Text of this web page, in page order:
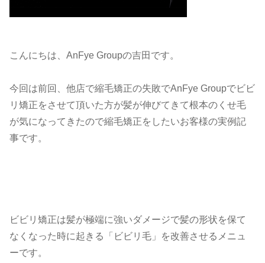
こんにちは、AnFye Groupの吉田です。
今回は前回、他店で縮毛矯正の失敗でAnFye Groupでビビ
リ矯正をさせて頂いた方が髪が伸びてきて根本のくせ毛
が気になってきたので縮毛矯正をしたいお客様の実例記
事です。
ビビリ矯正は髪が極端に強いダメージで髪の形状を保て
なくなった時に起きる「ビビリ毛」を改善させるメニュ
ーです。